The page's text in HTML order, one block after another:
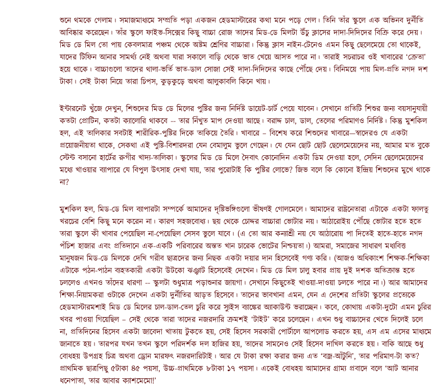
শুনে থমকে গেলাম। সমাজমাধ্যমে সম্প্রতি পড়া একজন হেডমাস্টারের কথা মনে পড়ে গেল। তিনি তাঁর স্কুলে এক অভিনব দুর্নীতি
আবিষ্কার করেছেন। তাঁর স্কুলে ফাইভ-সিক্সের কিছু বাচ্চা রোজ তাদের মিড-ডে মিলটা উঁচু ক্লাসের দাদা-দিদিদের বিক্রি করে দেয়।
মিড ডে মিল তো পায় কেবলমাত্র পঞ্চম থেকে অষ্টম শ্রেণির বাচ্চারা। কিন্তু ক্লাস নাইন-টেনেও এমন কিছু ছেলেমেয়ে তো থাকেই,
যাদের টিফিন আনার সামর্থ্য নেই অথবা যারা সকালে বাড়ি থেকে ভাত খেয়ে আসত পারে না। তারাই সচরাচর ওই খাবারের ‘ক্রেতা’
হয়ে থাকে। বাচ্চাগুলো তাদের থালা-ভর্তি ভাত-ডাল সোজা সেই দাদা-দিদিদের কাছে পৌঁছে দেয়। বিনিময়ে পায় মিল-প্রতি নগদ দশ
টাকা। সেই টাকা নিয়ে তারা চিপস, কুড়কুড়ে অথবা আলুকাবলি কিনে খায়।
ইন্টারনেট খুঁজে দেখুন, শিশুদের মিড ডে মিলের পুষ্টির জন্য নির্দিষ্ট ডায়েট-চার্ট পেয়ে যাবেন। সেখানে প্রতিটি শিশুর জন্য বয়সানুযায়ী
কতটা প্রোটিন, কতটা ক্যালোরি থাকবে -- তার নিঁখুত মাপ দেওয়া আছে। বরাদ্দ চাল, ডাল, তেলের পরিমাণও নির্দিষ্ট। কিন্তু মুশকিল
হল, এই তালিকার সবটাই শারীরিক-পুষ্টির দিকে তাকিয়ে তৈরি। খাবারে – বিশেষ করে শিশুদের খাবারে—স্বাদেরও যে একটা
প্রয়োজনীয়তা থাকে, সেকথা এই পুষ্টি-বিশারদরা যেন বেমালুম ভুলে গেছেন। যে যেন ছোট ছোট ছেলেমেয়েদের নয়, আমার মত বুকে
স্টেন্ট বসানো হার্টের রুগীর খাদ্য-তালিকা। স্কুলের মিড ডে মিলে দৈবাৎ কোনোদিন একটা ডিম দেওয়া হলে, সেদিন ছেলেমেয়েদের
মধ্যে খাওয়ার ব্যাপারে যে বিপুল উৎসাহ দেখা যায়, তার পুরোটাই কি পুষ্টির লোভে? জিভ বলে কি কোনো ইন্দ্রিয় শিশুদের মুখে থাকে
না?
মুশকিল হল, মিড-ডে মিল ব্যাপারটা সম্পর্কে আমাদের দৃষ্টিভঙ্গিগুলো ভীষণই গোলমেলে। আমাদের রাষ্ট্রনেতারা এটাকে একটা ফালতু
খরচের বেশি কিছু মনে করেন না। কারণ সহজবোধ্য। ছয় থেকে চোদ্দর বাচ্চারা ভোটার নয়। আঠারোইয় পৌঁছে ভোটার হতে হতে
তারা স্কুলে কী খাবার পেয়েছিল না-পেয়েছিল সেসব ভুলে যাবে। (এ তো আর কন্যাশ্রী নয় যে আঠারোয় পা দিতেই হাতে-হাতে নগদ
পঁচিশ হাজার এবং প্রতিদানে এক-একটি পরিবারের অন্তত খান চারেক ভোটের নিশ্চয়তা।) আমরা, সমাজের সাধারণ মধ্যবিত্ত
মানুষজন মিড-ডে মিলকে দেখি গরীব ছাত্রদের জন্য নিছক একটা দয়ার দান হিসেবেই গণ্য করি। (আজও অধিকাংশ শিক্ষক-শিক্ষিকা
এটাকে পঠন-পাঠন ব্যহতকারী একটা উটকো ঝঞ্ঝাট হিসেবেই দেখেন। মিড ডে মিল চালু হবার প্রায় দুই দশক অতিক্রান্ত হতে
চললেও এখনও তাঁদের ধারণা -- স্কুলটা শুধুমাত্র পড়াশুনার জায়গা। সেখানে কিছুতেই খাওয়া-দাওয়া চলতে পারে না।) আর আমাদের
শিক্ষা-নিয়ামকরা ওটাকে দেখেন একটা দুর্নীতির আড়ত হিসেবে। তাদের ভাবখানা এমন, যেন এ দেশের প্রতিটা স্কুলের প্রত্যেকে
হেডমাস্টারমশাই মিড ডে মিলের চাল-ডাল-তেল চুরি করে স্যুইস ব্যাঙ্কের অ্যাকাউন্ট ভরাচ্ছেন। কবে, কোথায় একটা-দুটো এমন চুরির
খবর পাওয়া গিয়েছিল – সেই থেকে তারা তাদের নজরদারি ক্রমশই ‘টাইট’ করে চলেছেন। এখন শুধু বাচ্চাদের খেতে দিলেই চলে
না, প্রতিদিনের হিসেব একটা জাবেদা খাতায় টুকতে হয়, সেই হিসেব সরকারী পোর্টালে আপলোড করতে হয়, এস এম এসের মাধ্যমে
জানাতে হয়। তারপর যখন তখন স্কুলে পরিদর্শক দল হাজির হয়, তাদের সামনেও সেই হিসেব দাখিল করতে হয়। বাকি আছে শুধু
বোধহয় উপগ্রহ চিত্র অথবা ড্রোন মারফৎ নজরদারিটাই। আর যে টাকা রক্ষা করার জন্য এত ‘বজ্র-আঁটুনি’, তার পরিমাণ-টা কত?
প্রাথমিক ছাত্রপিছু ৫টাকা ৪৫ পয়সা, উচ্চ-প্রাথমিকে ৮টাকা ১৭ পয়সা। একেই বোধহয় আমাদের গ্রাম্য প্রবাদে বলে ‘আট আনার
ধনেপাতা, তার আবার ক্যাশমেমো!’